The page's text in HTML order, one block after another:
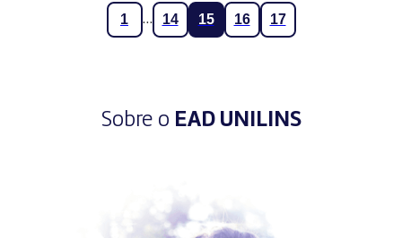
1 … 14 15 16 17
Sobre o EAD UNILINS